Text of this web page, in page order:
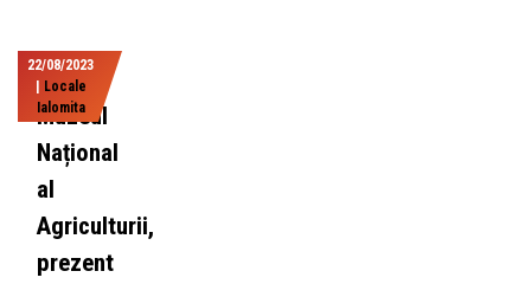
22/08/2023
Locale
Ialomita
Muzeul
Național
al
Agriculturii,
prezent